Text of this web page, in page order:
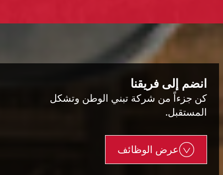
انضم إلى فريقنا
كن جزءاً من شركة تبني الوطن وتشكل
المستقبل.
عرض الوظائف